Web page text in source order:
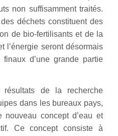
non suffisamment traités.
déchets constituent des
de bio-fertilisants et de la
l’énergie seront désormais
d’une grande partie
de la recherche
dans les bureaux pays,
nouveau concept d’eau et
Ce concept consiste à